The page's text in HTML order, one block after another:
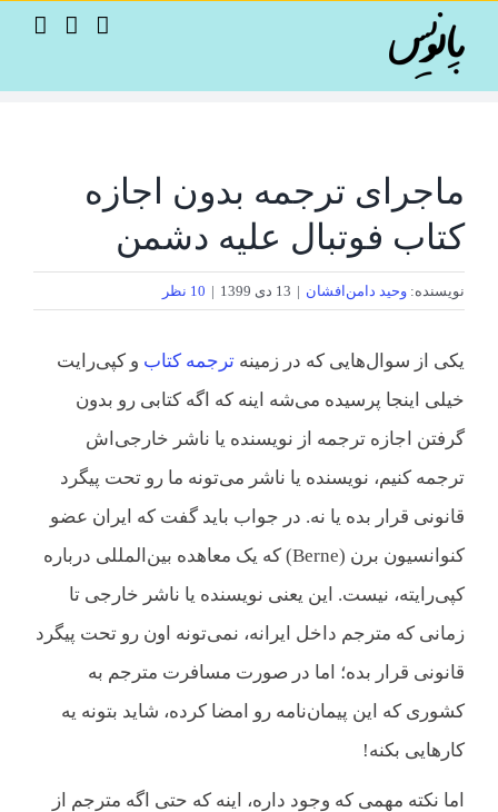
content
ماجرای ترجمه بدون اجازه
کتاب فوتبال علیه دشمن
نویسنده: وحید دامن‌افشان | 13 دی 1399 | 10 نظر
یکی از سوال‌هایی که در زمینه ترجمه کتاب و کپی‌رایت
خیلی اینجا پرسیده می‌شه اینه که اگه کتابی رو بدون
گرفتن اجازه ترجمه از نویسنده یا ناشر خارجی‌اش
ترجمه کنیم، نویسنده یا ناشر می‌تونه ما رو تحت پیگرد
قانونی قرار بده یا نه. در جواب باید گفت که ایران عضو
کنوانسیون برن (Berne) که یک معاهده بین‌المللی درباره
کپی‌رایته، نیست. این یعنی نویسنده یا ناشر خارجی تا
زمانی که مترجم داخل ایرانه، نمی‌تونه اون رو تحت پیگرد
قانونی قرار بده؛ اما در صورت مسافرت مترجم به
کشوری که این پیمان‌نامه رو امضا کرده، شاید بتونه یه
کارهایی بکنه!
اما نکته مهمی که وجود داره، اینه که حتی اگه مترجم از